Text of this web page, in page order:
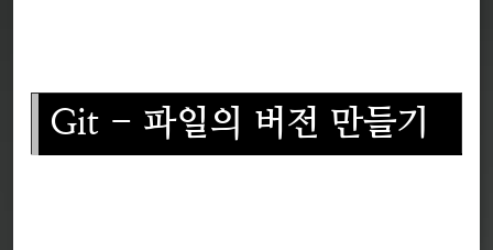
Git - 파일의 버전 만들기